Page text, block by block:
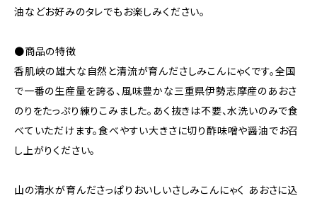
油などお好みのタレでもお楽しみください。
●商品の特徴
香肌峡の雄大な自然と清流が育んださしみこんにゃくです。全国
で一番の生産量を誇る、風味豊かな三重県伊勢志摩産のあおさ
のりをたっぷり練りこみました。あく抜きは不要、水洗いのみで食
べていただけます。食べやすい大きさに切り酢味噌や醤油でお召
し上がりください。
山の清水が育んださっぱりおいしいさしみこんにゃく あおさに込